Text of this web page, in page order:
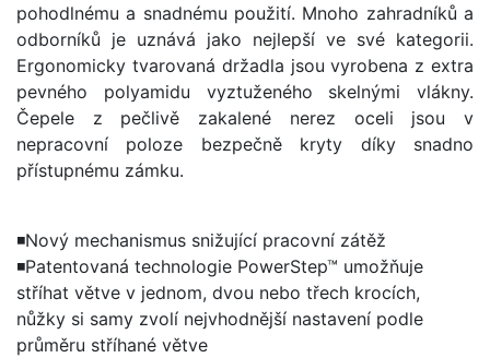
pohodlnému a snadnému použití. Mnoho zahradníků a
odborníků je uznává jako nejlepší ve své kategorii.
Ergonomicky tvarovaná držadla jsou vyrobena z extra
pevného polyamidu vyztuženého skelnými vlákny.
Čepele z pečlivě zakalené nerez oceli jsou v
nepracovní poloze bezpečně kryty díky snadno
přístupnému zámku.
◾Nový mechanismus snižující pracovní zátěž
◾Patentovaná technologie PowerStep™ umožňuje
stříhat větve v jednom, dvou nebo třech krocích,
nůžky si samy zvolí nejvhodnější nastavení podle
průměru stříhané větve